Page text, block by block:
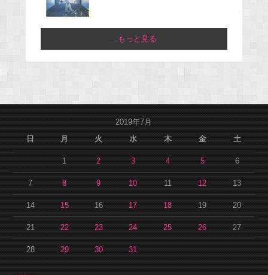
...もっと見る
2019年7月
日
月 火 水 木 金 土
1 2 3 4 5 6
7 8 9 10 11 12 13
14 15 16 17 18 19 20
21 22 23 24 25 26 27
28 29 30 31